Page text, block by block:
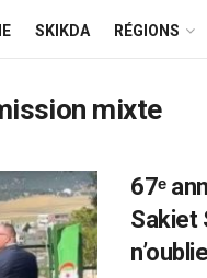
SKIKDA RÉGIONS
mixte
67ᵉ
Sakiet